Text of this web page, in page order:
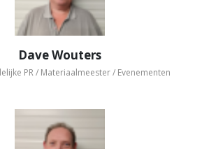
Dave Wouters
PR / Materiaalmeester / Evenementen